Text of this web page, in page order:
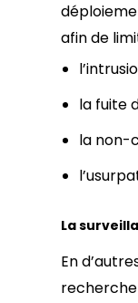
afin de
la fuite
la non-
La
En